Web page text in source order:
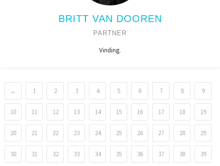
BRITT VAN DOOREN
PARTNER
Vinding.
← 1 2 3 4 5 6 7 8 9
10 11 12 13 14 15 16 17 18 19
20 21 22 23 24 25 26 27 28 29
30 31 32 33 34 35 36 37 38 39